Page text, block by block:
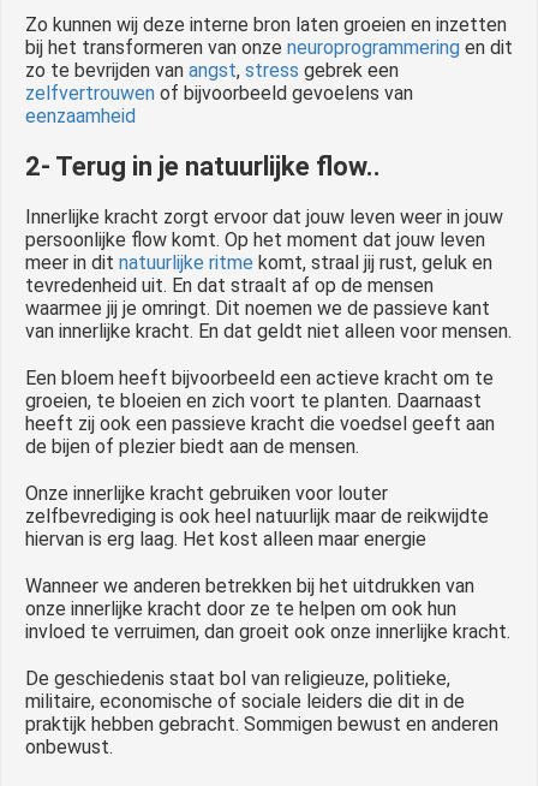
Zo kunnen wij deze interne bron laten groeien en inzetten
bij het transformeren van onze neuroprogrammering en dit
zo te bevrijden van angst, stress gebrek een
zelfvertrouwen of bijvoorbeeld gevoelens van
eenzaamheid
2- Terug in je natuurlijke flow..
Innerlijke kracht zorgt ervoor dat jouw leven weer in jouw
persoonlijke flow komt. Op het moment dat jouw leven
meer in dit natuurlijke ritme komt, straal jij rust, geluk en
tevredenheid uit. En dat straalt af op de mensen
waarmee jij je omringt. Dit noemen we de passieve kant
van innerlijke kracht. En dat geldt niet alleen voor mensen.
Een bloem heeft bijvoorbeeld een actieve kracht om te
groeien, te bloeien en zich voort te planten. Daarnaast
heeft zij ook een passieve kracht die voedsel geeft aan
de bijen of plezier biedt aan de mensen.
Onze innerlijke kracht gebruiken voor louter
zelfbevrediging is ook heel natuurlijk maar de reikwijdte
hiervan is erg laag. Het kost alleen maar energie
Wanneer we anderen betrekken bij het uitdrukken van
onze innerlijke kracht door ze te helpen om ook hun
invloed te verruimen, dan groeit ook onze innerlijke kracht.
De geschiedenis staat bol van religieuze, politieke,
militaire, economische of sociale leiders die dit in de
praktijk hebben gebracht. Sommigen bewust en anderen
onbewust.